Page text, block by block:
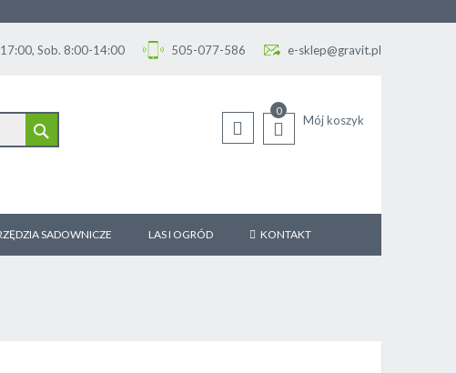
Sob. 8:00-14:00 505-077-586 e-sklep@gravit.pl
Mój koszyk
0
SADOWNICZE LAS I OGRÓD KONTAKT